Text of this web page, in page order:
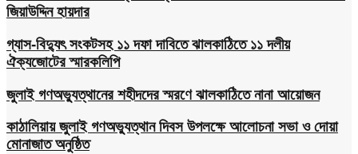
জিয়াউদ্দিন হায়দার
গ্যাস-বিদ্যুৎ সংকটসহ ১১ দফা দাবিতে ঝালকাঠিতে ১১ দলীয়
ঐক্যজোটের স্মারকলিপি
জুলাই গণঅভ্যুত্থানের শহীদদের স্মরণে ঝালকাঠিতে নানা আয়োজন
কাঠালিয়ায় জুলাই গণঅভ্যুত্থান দিবস উপলক্ষে আলোচনা সভা ও দোয়া
মোনাজাত অনুষ্ঠিত